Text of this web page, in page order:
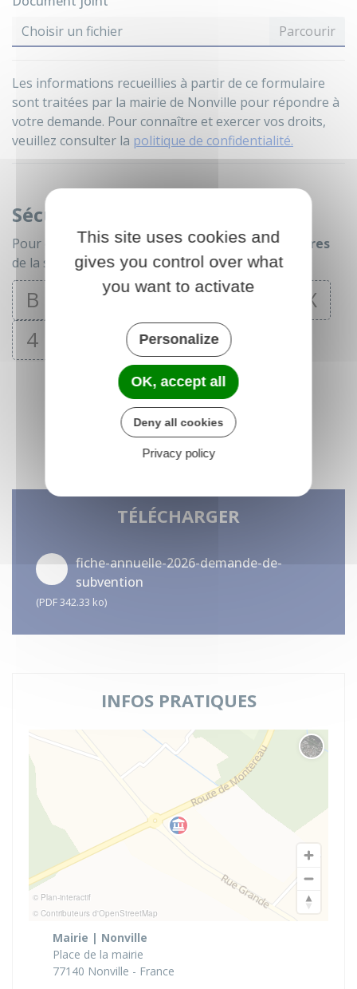
Choisir un fichier
Les informations recueillies à partir de ce formulaire
sont traitées par la mairie de Nonville pour répondre à
votre demande. Pour connaître et exercer vos droits,
veuillez consulter la politique de confidentialité.
Sécurité anti-robot
Pour continuer, merci de cliquer surtous les chiffres
de la série
B 9 2 O S
X
4
ENVOYER
TÉLÉCHARGER
fiche-annuelle-2026-demande-de-
subvention
(PDF 342.33 ko)
INFOS PRATIQUES
© Plan-interactif
© Contributeurs d'OpenStreetMap
Mairie | Nonville
Place de la mairie
77140 Nonville - France
This site uses cookies and
gives you control over what
you want to activate
Personalize
OK, accept all
Deny all cookies
Privacy policy